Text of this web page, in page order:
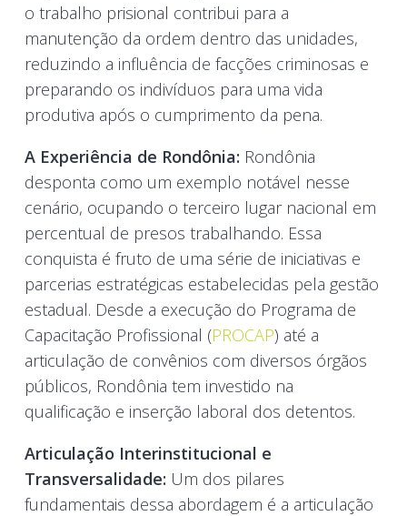
o trabalho prisional contribui para a
manutenção da ordem dentro das unidades,
reduzindo a influência de facções criminosas e
preparando os indivíduos para uma vida
produtiva após o cumprimento da pena.
A Experiência de Rondônia: Rondônia
desponta como um exemplo notável nesse
cenário, ocupando o terceiro lugar nacional em
percentual de presos trabalhando. Essa
conquista é fruto de uma série de iniciativas e
parcerias estratégicas estabelecidas pela gestão
estadual. Desde a execução do Programa de
Capacitação Profissional (PROCAP) até a
articulação de convênios com diversos órgãos
públicos, Rondônia tem investido na
qualificação e inserção laboral dos detentos.
Articulação Interinstitucional e
Transversalidade: Um dos pilares
fundamentais dessa abordagem é a articulação